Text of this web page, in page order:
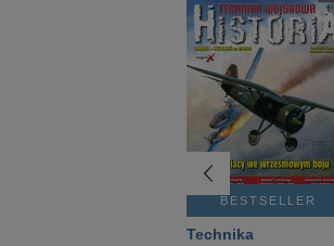
BESTSELLER
Technika